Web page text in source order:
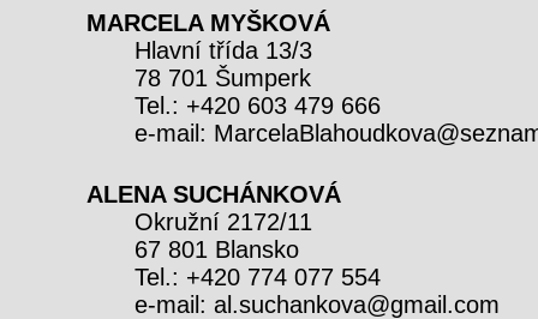
MARCELA MYŠKOVÁ
Hlavní třída 13/3
78 701 Šumperk
Tel.: +420 603 479 666
e-mail:
ALENA SUCHÁNKOVÁ
Okružní 2172/11
67 801 Blansko
Tel.: +420 774 077 554
e-mail: al.suchankova@gmail.com